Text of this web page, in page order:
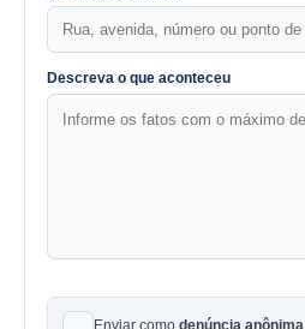
Descreva o que aconteceu
Enviar como denúncia anônima